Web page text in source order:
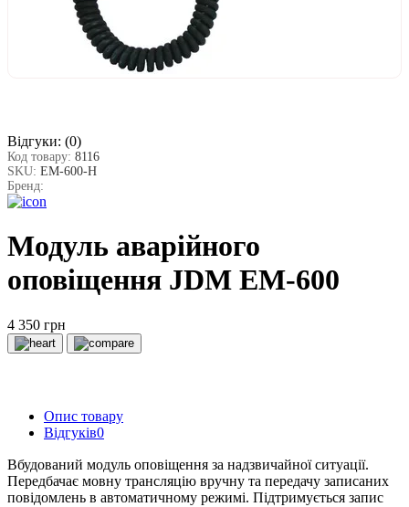
Відгуки: (0)
Код товару: 8116
SKU: EM-600-Н
Бренд:
Модуль аварійного
оповіщення JDM EM-600
4 350 грн
Опис товару
Відгуків0
Вбудований модуль оповіщення за надзвичайної ситуації.
Передбачає мовну трансляцію вручну та передачу записаних
повідомлень в автоматичному режимі. Підтримується запис